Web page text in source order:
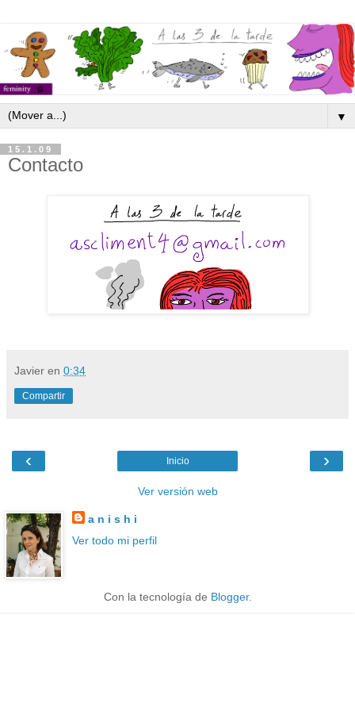
▼
15.1.09
Contacto
Javier en 0:34
Compartir
‹ ›
Inicio
Ver versión web
a n i s h i
Ver todo mi perfil
Con la tecnología de Blogger.